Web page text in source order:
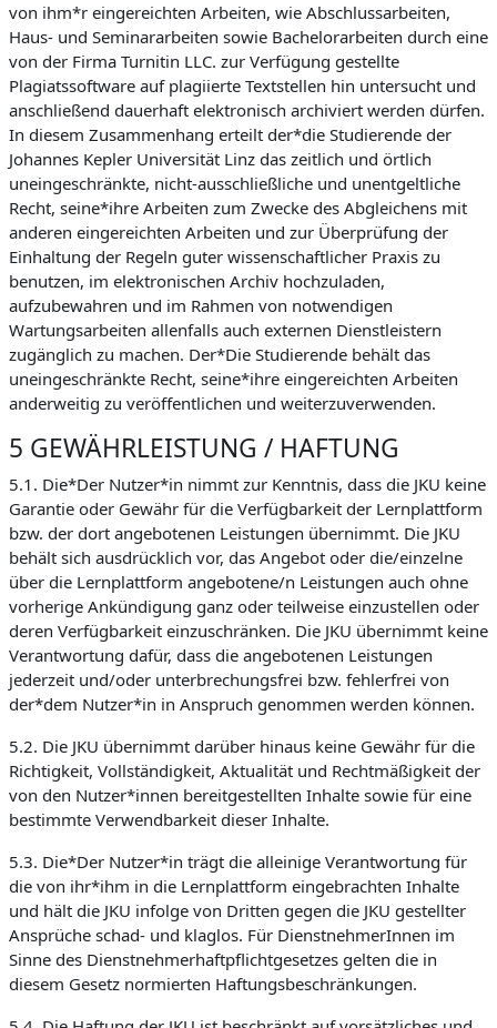
von ihm*r eingereichten Arbeiten, wie Abschlussarbeiten,
Haus- und Seminararbeiten sowie Bachelorarbeiten durch eine
von der Firma Turnitin LLC. zur Verfügung gestellte
Plagiatssoftware auf plagiierte Textstellen hin untersucht und
anschließend dauerhaft elektronisch archiviert werden dürfen.
In diesem Zusammenhang erteilt der*die Studierende der
Johannes Kepler Universität Linz das zeitlich und örtlich
uneingeschränkte, nicht-ausschließliche und unentgeltliche
Recht, seine*ihre Arbeiten zum Zwecke des Abgleichens mit
anderen eingereichten Arbeiten und zur Überprüfung der
Einhaltung der Regeln guter wissenschaftlicher Praxis zu
benutzen, im elektronischen Archiv hochzuladen,
aufzubewahren und im Rahmen von notwendigen
Wartungsarbeiten allenfalls auch externen Dienstleistern
zugänglich zu machen. Der*Die Studierende behält das
uneingeschränkte Recht, seine*ihre eingereichten Arbeiten
anderweitig zu veröffentlichen und weiterzuverwenden.
5 GEWÄHRLEISTUNG / HAFTUNG
5.1. Die*Der Nutzer*in nimmt zur Kenntnis, dass die JKU keine
Garantie oder Gewähr für die Verfügbarkeit der Lernplattform
bzw. der dort angebotenen Leistungen übernimmt. Die JKU
behält sich ausdrücklich vor, das Angebot oder die/einzelne
über die Lernplattform angebotene/n Leistungen auch ohne
vorherige Ankündigung ganz oder teilweise einzustellen oder
deren Verfügbarkeit einzuschränken. Die JKU übernimmt keine
Verantwortung dafür, dass die angebotenen Leistungen
jederzeit und/oder unterbrechungsfrei bzw. fehlerfrei von
der*dem Nutzer*in in Anspruch genommen werden können.
5.2. Die JKU übernimmt darüber hinaus keine Gewähr für die
Richtigkeit, Vollständigkeit, Aktualität und Rechtmäßigkeit der
von den Nutzer*innen bereitgestellten Inhalte sowie für eine
bestimmte Verwendbarkeit dieser Inhalte.
5.3. Die*Der Nutzer*in trägt die alleinige Verantwortung für
die von ihr*ihm in die Lernplattform eingebrachten Inhalte
und hält die JKU infolge von Dritten gegen die JKU gestellter
Ansprüche schad- und klaglos. Für DienstnehmerInnen im
Sinne des Dienstnehmerhaftpflichtgesetzes gelten die in
diesem Gesetz normierten Haftungsbeschränkungen.